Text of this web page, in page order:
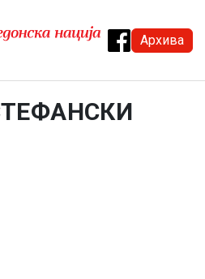
Архива